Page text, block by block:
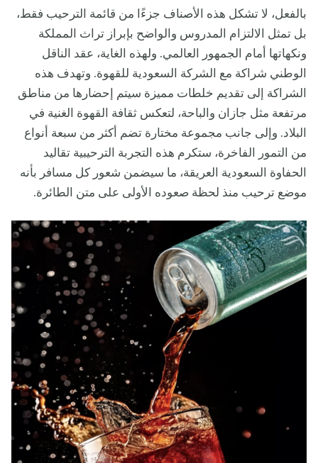
بالفعل، لا تشكل هذه الأصناف جزءًا من قائمة الترحيب فقط،
بل تمثل الالتزام المدروس والواضح بإبراز تراث المملكة
ونكهاتها أمام الجمهور العالمي. ولهذه الغاية، عقد الناقل
الوطني شراكة مع الشركة السعودية للقهوة. وتهدف هذه
الشراكة إلى تقديم خلطات مميزة سيتم إحضارها من مناطق
مرتفعة مثل جازان والباحة، لتعكس ثقافة القهوة الغنية في
البلاد. وإلى جانب مجموعة مختارة تضم أكثر من سبعة أنواع
من التمور الفاخرة، ستكرم هذه التجربة الترحيبية تقاليد
الحفاوة السعودية العريقة، ما سيضمن شعور كل مسافر بأنه
موضع ترحيب منذ لحظة صعوده الأولى على متن الطائرة.